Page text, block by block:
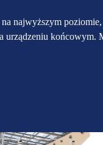
najwyższym
urządzeniu
Przejdź do
menu
Przejdź do
Przejdź do
serwisu